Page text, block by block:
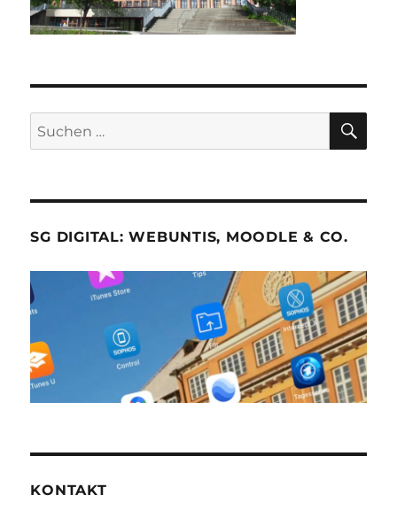
Suche
nach:
SG DIGITAL: WEBUNTIS, MOODLE & CO.
KONTAKT